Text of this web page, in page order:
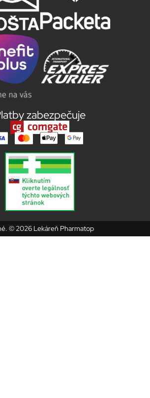
zabezpečuje
© 2026 Lekáreň Pharmatop